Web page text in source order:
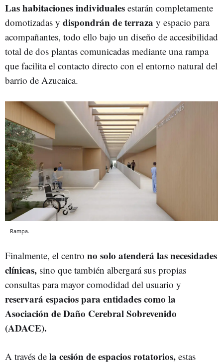
Las habitaciones individuales estarán completamente
domotizadas y dispondrán de terraza y espacio para
acompañantes, todo ello bajo un diseño de accesibilidad
total de dos plantas comunicadas mediante una rampa
que facilita el contacto directo con el entorno natural del
barrio de Azucaica.
Rampa.
Finalmente, el centro no solo atenderá las necesidades
clínicas, sino que también albergará sus propias
consultas para mayor comodidad del usuario y
reservará espacios para entidades como la
Asociación de Daño Cerebral Sobrevenido
(ADACE).
A través de la cesión de espacios rotatorios, estas